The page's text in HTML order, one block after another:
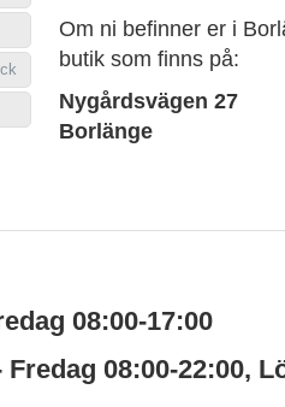
Om ni befinner er i
butik som finns på:
Nygårdsvägen 27
Borlänge
08:00-17:00
Fredag 08:00-22:00,